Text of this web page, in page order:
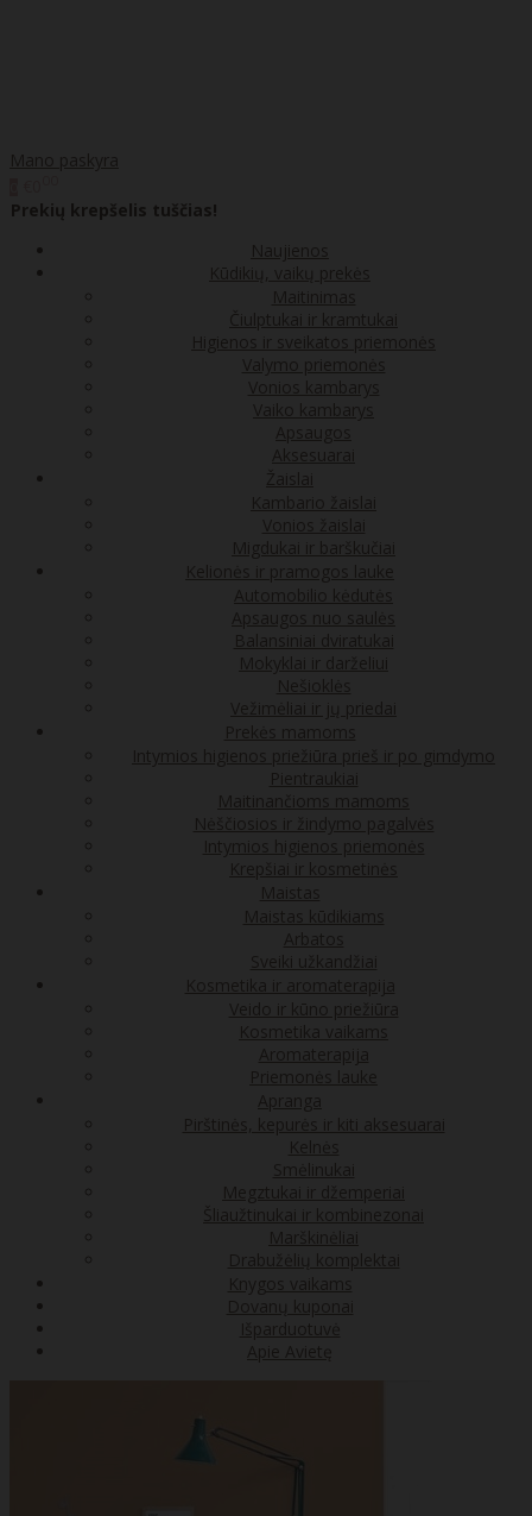
Mano paskyra
Prekių krepšelis tuščias!
Naujienos
Kūdikių, vaikų prekės
Maitinimas
Čiulptukai ir kramtukai
Higienos ir sveikatos priemonės
Valymo priemonės
Vonios kambarys
Vaiko kambarys
Apsaugos
Aksesuarai
Žaislai
Kambario žaislai
Vonios žaislai
Migdukai ir barškučiai
Kelionės ir pramogos lauke
Automobilio kėdutės
Apsaugos nuo saulės
Balansiniai dviratukai
Mokyklai ir darželiui
Nešioklės
Vežimėliai ir jų priedai
Prekės mamoms
Intymios higienos priežiūra prieš ir po gimdymo
Pientraukiai
Maitinančioms mamoms
Nėščiosios ir žindymo pagalvės
Intymios higienos priemonės
Krepšiai ir kosmetinės
Maistas
Maistas kūdikiams
Arbatos
Sveiki užkandžiai
Kosmetika ir aromaterapija
Veido ir kūno priežiūra
Kosmetika vaikams
Aromaterapija
Priemonės lauke
Apranga
Pirštinės, kepurės ir kiti aksesuarai
Kelnės
Smėlinukai
Megztukai ir džemperiai
Šliaužtinukai ir kombinezonai
Marškinėliai
Drabužėlių komplektai
Knygos vaikams
Dovanų kuponai
Išparduotuvė
Apie Avietę